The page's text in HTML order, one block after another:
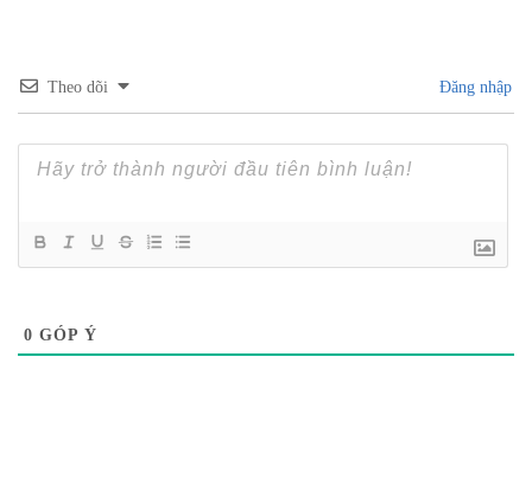
Theo dõi Đăng nhập
0 GÓP Ý